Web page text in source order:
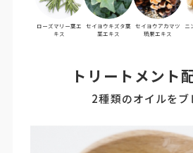
ローズマリー葉エ
キス
セイヨウキズタ葉
茎エキス
セイヨウアカマツ
琉果エキス
ニ
トリートメント
2種類のオイルをブ